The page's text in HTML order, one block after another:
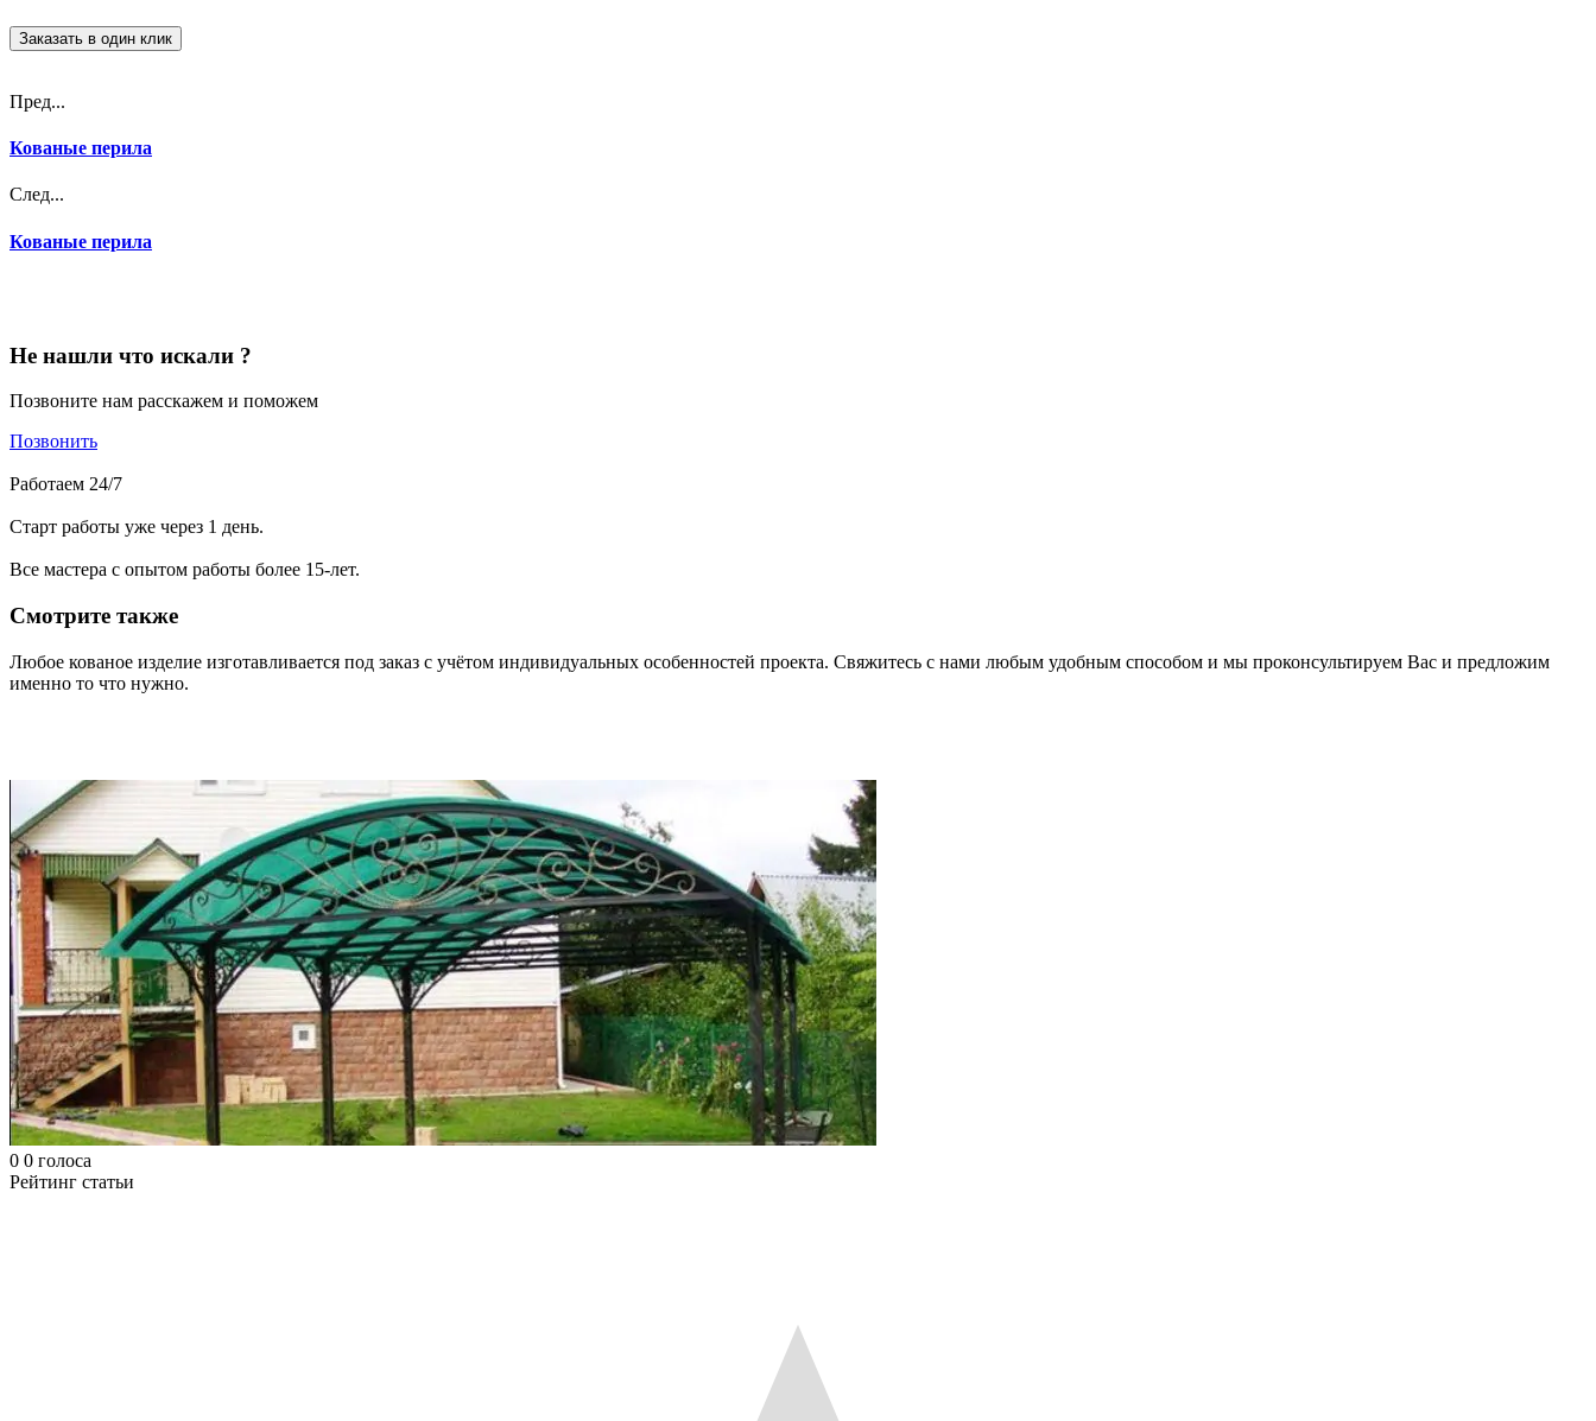
Заказать в один клик
Пред...
Кованые перила
След...
Кованые перила
Не нашли что искали ?
Позвоните нам расскажем и поможем
Позвонить
Работаем 24/7
Старт работы уже через 1 день.
Все мастера с опытом работы более 15-лет.
Смотрите также
Любое кованое изделие изготавливается под заказ с учётом индивидуальных особенностей проекта. Свяжитесь с нами любым удобным способом и мы проконсультируем Вас и предложим
именно то что нужно.
0 0 голоса
Рейтинг статьи